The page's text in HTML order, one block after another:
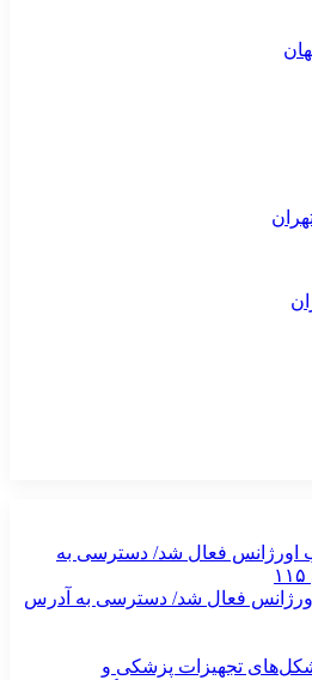
فعال شد/ دسترسی به آدرس